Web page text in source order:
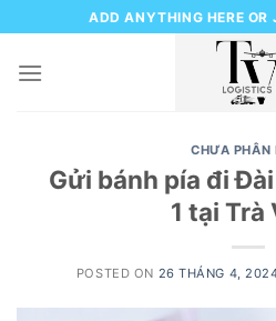
to
content
ADD ANYTHING HERE OR
CHƯA PHÂN
Gửi bánh pía đi
1 tại Trà
POSTED ON 26 THÁNG 4,